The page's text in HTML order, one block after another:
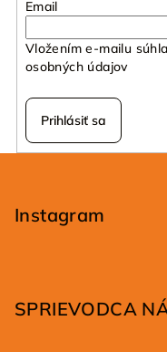
Email
Vložením e-mailu
osobných údajov
Prihlásiť sa
Instagram
SPRIEVODCA